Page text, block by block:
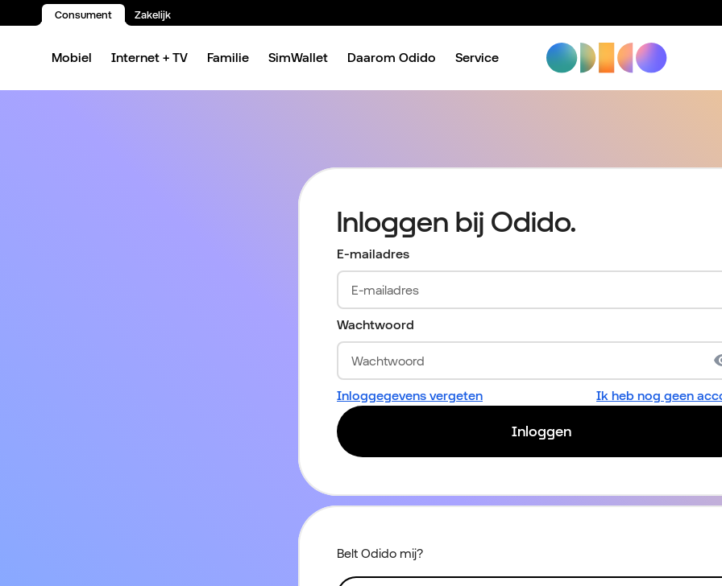
Consument Zakelijk
Mobiel Internet + TV Familie SimWallet Daarom Odido Service
Inloggen bij Odido.
E-mailadres
Wachtwoord
Inloggegevens vergeten Ik heb nog geen
Inloggen
Belt Odido mij?